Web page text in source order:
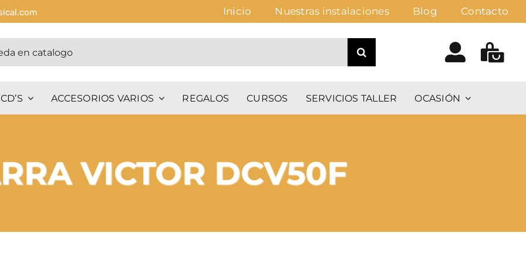
Inicio Nuestras instalaciones Blog Contacto
ACCESORIOS VARIOS REGALOS CURSOS SERVICIOS TALLER OCASIÓN
VICTOR DCV50F